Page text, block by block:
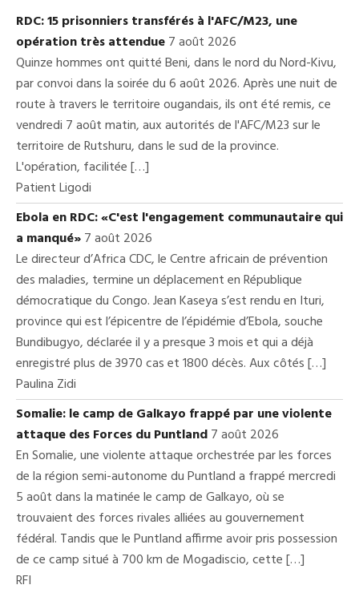
RDC: 15 prisonniers transférés à l'AFC/M23, une
opération très attendue7 août 2026
Quinze hommes ont quitté Beni, dans le nord du Nord-Kivu,
par convoi dans la soirée du 6 août 2026. Après une nuit de
route à travers le territoire ougandais, ils ont été remis, ce
vendredi 7 août matin, aux autorités de l'AFC/M23 sur le
territoire de Rutshuru, dans le sud de la province.
L'opération, facilitée […]
Patient Ligodi
Ebola en RDC: «C'est l'engagement communautaire qui
a manqué»7 août 2026
Le directeur d’Africa CDC, le Centre africain de prévention
des maladies, termine un déplacement en République
démocratique du Congo. Jean Kaseya s’est rendu en Ituri,
province qui est l’épicentre de l’épidémie d’Ebola, souche
Bundibugyo, déclarée il y a presque 3 mois et qui a déjà
enregistré plus de 3970 cas et 1800 décès. Aux côtés […]
Paulina Zidi
Somalie: le camp de Galkayo frappé par une violente
attaque des Forces du Puntland7 août 2026
En Somalie, une violente attaque orchestrée par les forces
de la région semi-autonome du Puntland a frappé mercredi
5 août dans la matinée le camp de Galkayo, où se
trouvaient des forces rivales alliées au gouvernement
fédéral. Tandis que le Puntland affirme avoir pris possession
de ce camp situé à 700 km de Mogadiscio, cette […]
RFI